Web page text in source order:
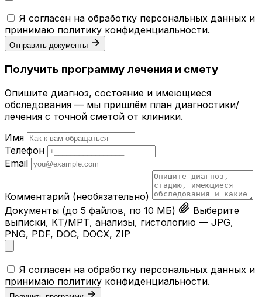
Я согласен на обработку персональных данных и
принимаю политику конфиденциальности.
Отправить документы
Получить программу лечения и смету
Опишите диагноз, состояние и имеющиеся
обследования — мы пришлём план диагностики/
лечения с точной сметой от клиники.
Имя
Телефон
Email
Комментарий (необязательно)
Документы (до 5 файлов, по 10 МБ)
Выберите
выписки, КТ/МРТ, анализы, гистологию — JPG,
PNG, PDF, DOC, DOCX, ZIP
Я согласен на обработку персональных данных и
принимаю политику конфиденциальности.